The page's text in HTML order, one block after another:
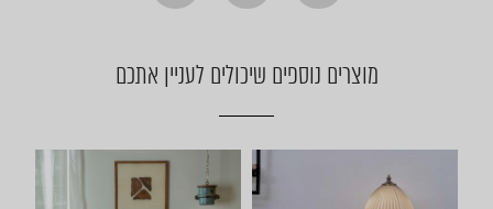
מוצרים נוספים שיכולים לעניין אתכם